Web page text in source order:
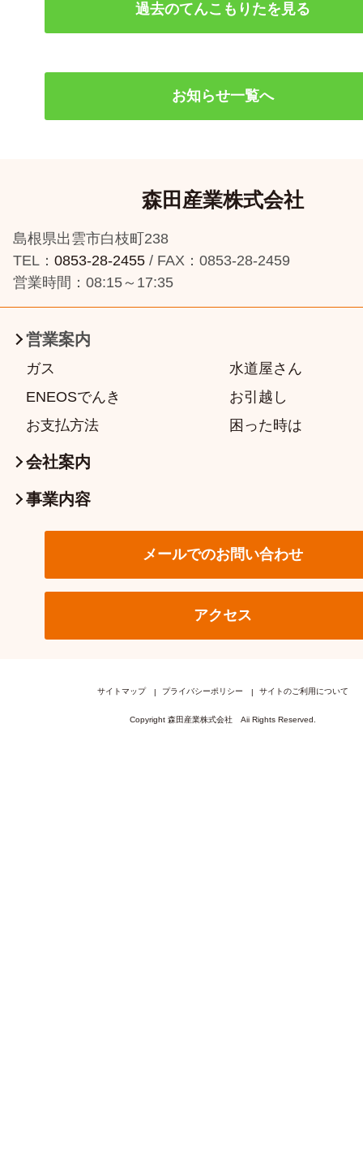
過去のてんこもりたを見る
お知らせ一覧へ
森田産業株式会社
島根県出雲市白枝町238
TEL： 0853-28-2455 / FAX：0853-28-2459
営業時間：08:15～17:35
営業案内
ガス
水道屋さん
ENEOSでんき
お引越し
お支払方法
困った時は
会社案内
事業内容
メールでのお問い合わせ
アクセス
サイトマップ プライバシーポリシー サイトのご利用について
Copyright 森田産業株式会社 Aii Rights Reserved.